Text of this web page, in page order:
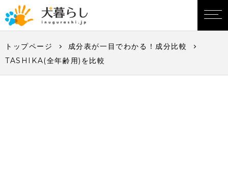
トップページ
成分表が一目でわかる！成分比較
TASHIKA(全年齢用)を比較